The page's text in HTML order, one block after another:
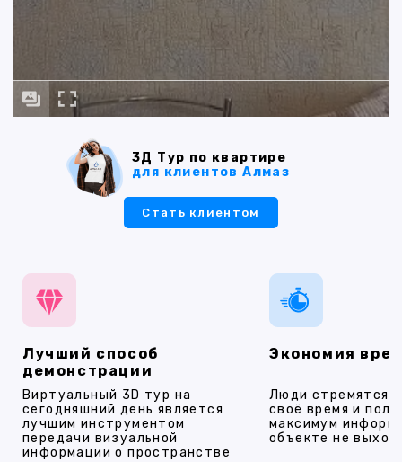
3Д Тур по квартире
для клиентов Алмаз
Стать клиентом
Лучший способ
демонстрации
Виртуальный 3D тур на
сегодняшний день является
лучшим инструментом
передачи визуальной
информации о пространстве
Экономия
Люди стремятся
своё время и
максимум
объекте не